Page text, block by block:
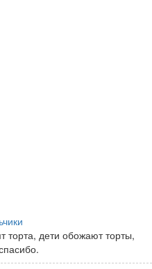
торта, дети обожают торты,